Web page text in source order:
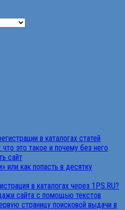
в каталогах статей
что это такое и почему без него
сайт
или как попасть в десятку
в каталогах через 1PS.RU?
сайта с помощью текстов
страницу поисковой выдачи в